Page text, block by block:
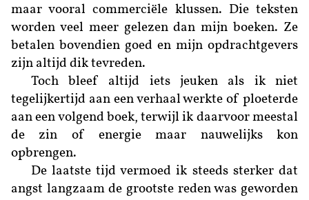
maar vooral commerciële klussen. Die teksten
worden veel meer gelezen dan mijn boeken. Ze
betalen bovendien goed en mijn opdrachtgevers
zijn altijd dik tevreden.
Toch bleef altijd iets jeuken als ik niet
tegelijkertijd aan een verhaal werkte of ploeterde
aan een volgend boek, terwijl ik daarvoor meestal
de zin of energie maar nauwelijks kon
opbrengen.
De laatste tijd vermoed ik steeds sterker dat
angst langzaam de grootste reden was geworden